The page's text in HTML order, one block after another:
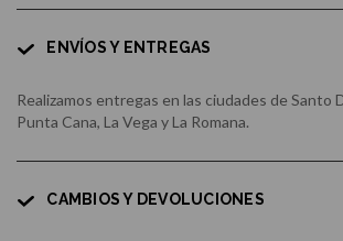
ENVÍOS Y ENTREGAS
Realizamos entregas en las ciudades de Santo
Punta Cana, La Vega y La Romana.
CAMBIOS Y DEVOLUCIONES